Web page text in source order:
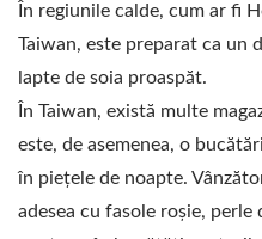
ULUI ȘI
SOIA CU O
DE TOP ÎN
În regiunile calde, cum ar fi
Taiwan, este preparat ca un
lapte de soia proaspăt.
În Taiwan, există multe
este, de asemenea, o
în piețele de noapte.
adesea cu fasole roșie, perle